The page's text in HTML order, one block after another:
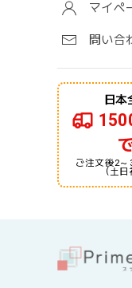
マイペ
問い合
日本
ご注文後2～
（土